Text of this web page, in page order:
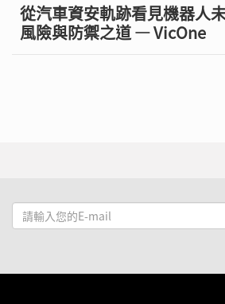
從汽車資安軌跡看見機器人
風險與防禦之道 — VicOne
請
輸